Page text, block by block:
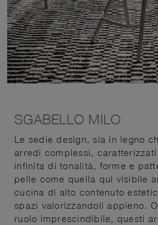
SGABELLO MILO
Le sedie design, sia in legno
arredi complessi,
infinita di tonalità, forme e
pelle come quella qui visibile
cucina di alto contenuto
spazi valorizzandoli appieno.
ruolo imprescindibile, questi